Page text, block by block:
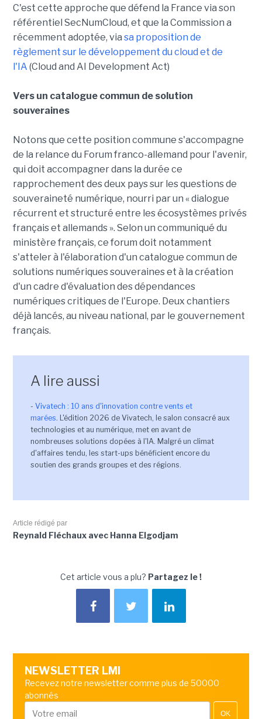
C'est cette approche que défend la France via son
référentiel SecNumCloud, et que la Commission a
récemment adoptée, via sa proposition de
règlement sur le développement du cloud et de
l'IA (Cloud and AI Development Act)
Vers un catalogue commun de solution
souveraines
Notons que cette position commune s'accompagne
de la relance du Forum franco-allemand pour l'avenir,
qui doit accompagner dans la durée ce
rapprochement des deux pays sur les questions de
souveraineté numérique, nourri par un « dialogue
récurrent et structuré entre les écosystèmes privés
français et allemands ». Selon un communiqué du
ministère français, ce forum doit notamment
s'atteler à l'élaboration d'un catalogue commun de
solutions numériques souveraines et à la création
d'un cadre d'évaluation des dépendances
numériques critiques de l'Europe. Deux chantiers
déjà lancés, au niveau national, par le gouvernement
français.
A lire aussi
- Vivatech : 10 ans d'innovation contre vents et
marées. L'édition 2026 de Vivatech, le salon consacré aux
technologies et au numérique, met en avant de
nombreuses solutions dopées à l'IA. Malgré un climat
d'affaires tendu, les start-ups bénéficient encore du
soutien des grands groupes et des régions.
Article rédigé par
Reynald Fléchaux avec Hanna Elgodjam
Cet article vous a plu? Partagez le !
NEWSLETTER LMI
Recevez notre newsletter comme plus de 50000
abonnés
OK